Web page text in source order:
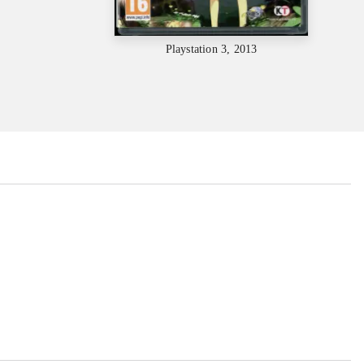
Playstation 3, 2013